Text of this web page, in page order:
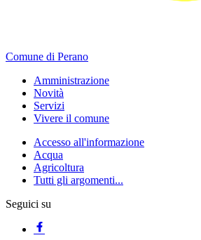
Comune di Perano
Amministrazione
Novità
Servizi
Vivere il comune
Accesso all'informazione
Acqua
Agricoltura
Tutti gli argomenti...
Seguici su